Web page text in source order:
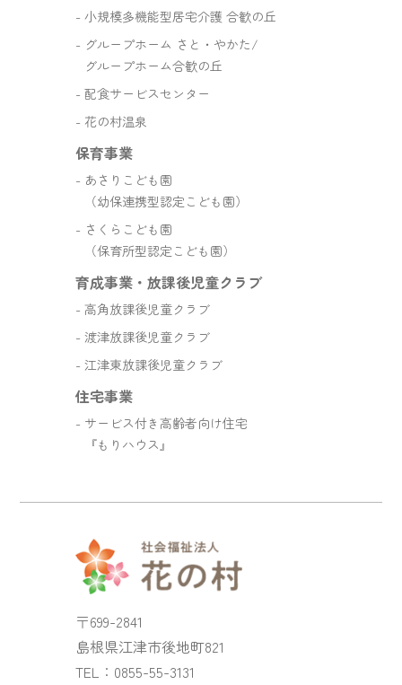
小規模多機能型居宅介護 合歓の丘
グループホーム さと・やかた/
グループホーム合歓の丘
配食サービスセンター
花の村温泉
保育事業
あさりこども園
（幼保連携型認定こども園）
さくらこども園
（保育所型認定こども園）
育成事業・放課後児童クラブ
高角放課後児童クラブ
渡津放課後児童クラブ
江津東放課後児童クラブ
住宅事業
サービス付き高齢者向け住宅
『もりハウス』
〒699-2841
島根県江津市後地町821
TEL： 0855-55-3131